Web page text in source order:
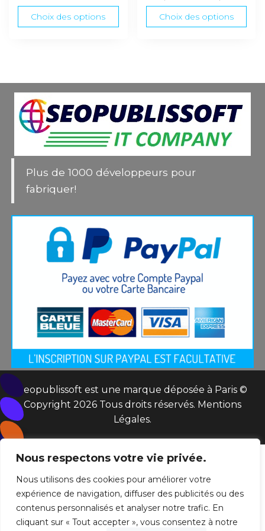
Nous respectons votre vie privée.
Nous utilisons des cookies pour améliorer votre
expérience de navigation, diffuser des publicités ou des
contenus personnalisés et analyser notre trafic. En
cliquant sur « Tout accepter », vous consentez à notre
Choix des options
de
prix :
Choix des options
Plus de 1000 développeurs pour
fabriquer!
Seopublissoft est une marque déposée à Paris ©
Copyright 2026 Tous droits réservés. Mentions
Légales.